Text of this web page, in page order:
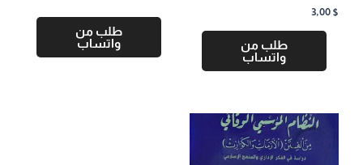
3,00 $
طلب من
واتساب
طلب من
واتساب